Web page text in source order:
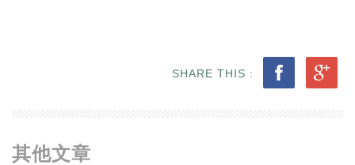
SHARE THIS :
其他文章